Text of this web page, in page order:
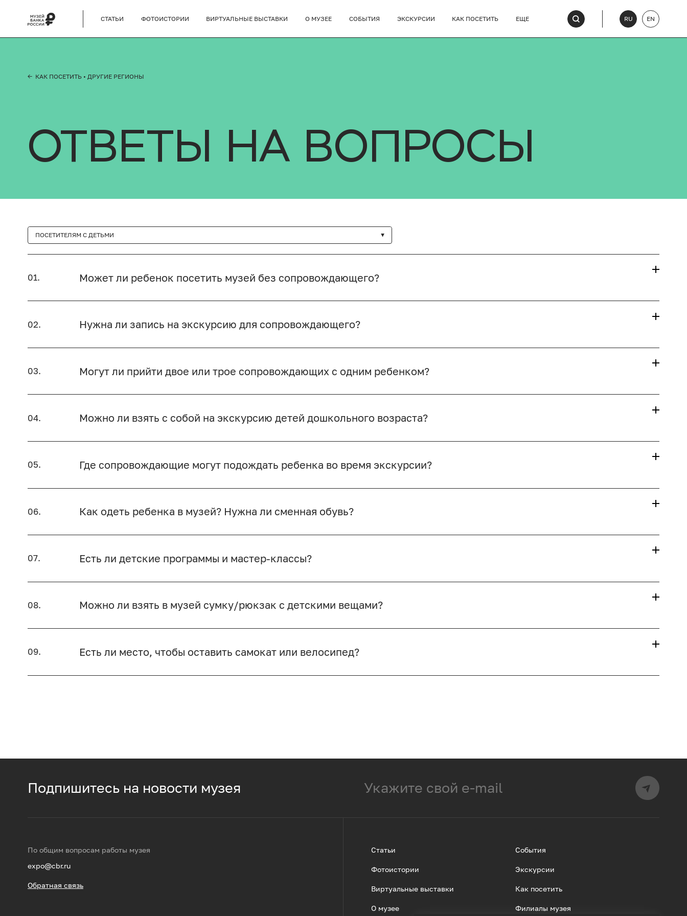
СТАТЬИ ФОТОИСТОРИИ ВИРТУАЛЬНЫЕ ВЫСТАВКИ О МУЗЕЕ СОБЫТИЯ ЭКСКУРСИИ КАК ПОСЕТИТЬ ЕЩЕ RU EN
← КАК ПОСЕТИТЬ • ДРУГИЕ РЕГИОНЫ
ОТВЕТЫ НА ВОПРОСЫ
ПОСЕТИТЕЛЯМ С ДЕТЬМИ
01. Может ли ребенок посетить музей без сопровождающего?
02. Нужна ли запись на экскурсию для сопровождающего?
03. Могут ли прийти двое или трое сопровождающих с одним ребенком?
04. Можно ли взять с собой на экскурсию детей дошкольного возраста?
05. Где сопровождающие могут подождать ребенка во время экскурсии?
06. Как одеть ребенка в музей? Нужна ли сменная обувь?
07. Есть ли детские программы и мастер-классы?
08. Можно ли взять в музей сумку/рюкзак с детскими вещами?
09. Есть ли место, чтобы оставить самокат или велосипед?
Подпишитесь на новости музея
По общим вопросам работы музея
expo@cbr.ru
Обратная связь
Статьи
Фотоистории
Виртуальные выставки
О музее
События
Экскурсии
Как посетить
Филиалы музея